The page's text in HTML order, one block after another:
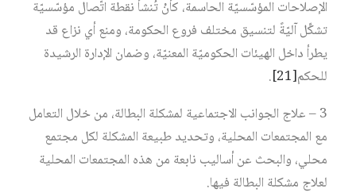
الإصلاحات المؤسّسيّة الحاسمة، كأنْ تُنشأَ نقطة اتّصال مؤسّسيّة
تشكِّل آليّةً لتنسيق مختلف فروع الحكومة، ومنع أي نزاع قد
يطرأ داخل الهيئات الحكوميّة المعنيّة، وضمان الإدارة الرشيدة
للحكم[21]
.
3 – علاج الجوانب الاجتماعية لمشكلة البطالة، من خلال التعامل
مع المجتمعات المحلية، وتحديد طبيعة المشكلة لكل مجتمع
محلي، والبحث عن أساليب نابعة من هذه المجتمعات المحلية
لعلاج مشكلة البطالة فيها.